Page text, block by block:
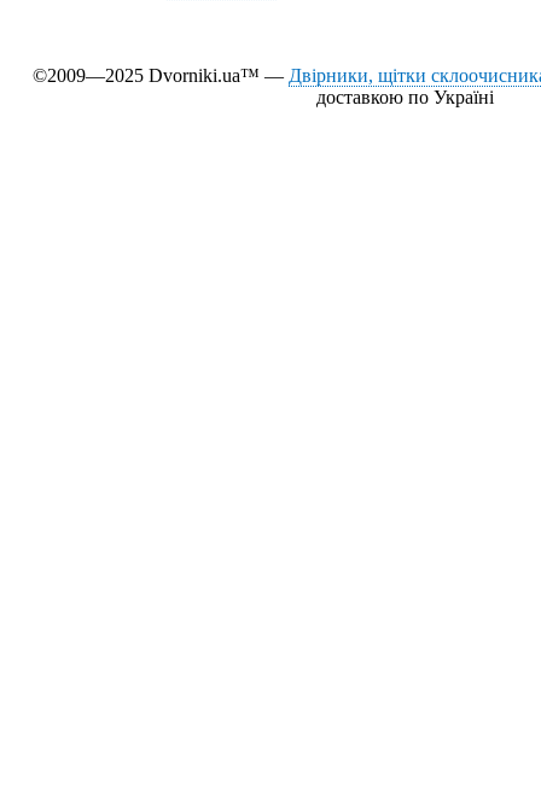
©2009—2025 Dvorniki.ua™ — Двірники, щітки
доставкою по Україні